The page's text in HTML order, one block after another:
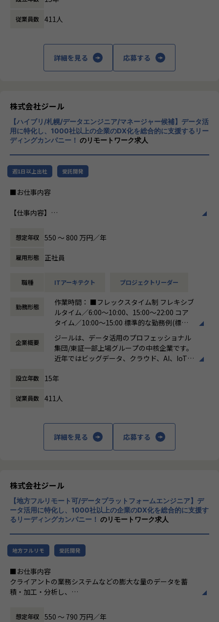
ります。
・コミュニケーションは主にSlackにて行い、必要に応じて
オンラインミーティングを行います。
◎募集部門の紹介
ゼロトラスト事業の拡大～立ち上げから1年とこれからの挑
◎募集背景
現在案件数も増加傾向にあり、チームメンバーの増員へ向け
て一緒に働く仲間を募集しております。
特にゼロトラストセキュリティに特化した事業に取り組んで
豊富なため、ゼロトラストセキュリティ案件のPM/PL経験も
養う事が可能です。
常に最新の情報をキャッチアップし、学習意欲が高く、積極
顧客の大半は大手企業となっており、30年以
■Mission：専門性と技術力、高度な分析ノ
ズに応えるため、私たちは「プロフェッショ
ナルサービスの大衆化」をミッションとして
掲げております。高い専門性を持った技術
力、深い経験から得られた多様性のある高度
な分析力をハイクオリティ＆ローコストで提
供することで、企業の競争優位確保に貢献す
ることを私たちは使命としております。
員全員が燃える会社」を目指しています。理
展する企業です。そして、社員全員が燃え続
ます。お客様に対する長期的な貢献を果たす
従業員数 411人
詳細を見る 応募する
株式会社ジール
【ハイブリ/札幌/データエンジニア/マネージャー候補】データ活
用に特化し、1000社以上の企業のDX化を総合的に支援するリー
ディングカンパニー！ のリモートワーク求人
週1日以上出社 受託開発
■お仕事内容
【仕事内容】
するため、ビックデータの活用支援を行います。データ蓄
積・加工・分析し、経営層の意思決定に活用する BI(Busines
s Intelligence）やAzure、AWS、GCPなどのクラウド、AI、
機械学習などを含むデータプラットフォームの導入から実行
ィスにて事業、そして組織拡大に貢献いただきたいと考えて
●直案件が多く、エンドユーザー様とのやり取りも多く発生
します。クライアントの要望に沿ったデータプラットフォー
ムの企画、設計、実装まで、プロジェクトに一気通貫で関わ
って頂きます。
●主に要件定義からテストまでお任せします。開発だけでな
のコミュニケーション能力など、幅広い経験に基づくスキル
●エンドユーザー様と直接やり取りをする立場であり、要件
【ポジションの魅力】
●北海道拠点でも顧客は東京本社と同様で、大手企業を中心
とした企業様のデータやDX推進に触れる機会も多く、東京で
【募集背景】
ジールの成長拡大、そして市場の成長性にこたえるための採
用になります。働く地域を理由とした就業の制限をなくし、
りつつ、大手企業のデータプラットフォーム案件の中核とな
【業務の変更の範囲】
適正に応じて、会社の指示する業務への異動を命じることが
想定年収 550 〜 800 万円／年
雇用形態 正社員
職種 ITアーキテクト プロジェクトリーダー
勤務形態
作業時間： ■フレックスタイム制 フレキシブ
ルタイム／6:00～10:00、15:00～22:00 コア
タイム／10:00～15:00 標準的な勤務例(標準
労働時間)／9:00～18:00
働き方：フレックス制（コアタイムあり）
時間外労働の有無： 有（月平均19時間）
休憩時間： 60分
企業概要
ジールは、データ活用のプロフェッショナル
集団/東証一部上場グループの中核企業です。
近年ではビッグデータ、クラウド、AI、IoTを
する立場にスコープを拡張しています。
顧客の大半は大手企業となっており、30年以
■Mission：専門性と技術力、高度な分析ノ
ズに応えるため、私たちは「プロフェッショ
ナルサービスの大衆化」をミッションとして
掲げております。高い専門性を持った技術
力、深い経験から得られた多様性のある高度
な分析力をハイクオリティ＆ローコストで提
供することで、企業の競争優位確保に貢献す
ることを私たちは使命としております。
造」を掲げて、理想企業の創造に向け、「社
員全員が燃える会社」を目指しています。理
展する企業です。そして、社員全員が燃え続
設立年数 15年
従業員数 411人
詳細を見る 応募する
株式会社ジール
【地方フルリモート可/データプラットフォームエンジニア】デ
ータ活用に特化し、1000社以上の企業のDX化を総合的に支援す
るリーディングカンパニー！ のリモートワーク求人
地方フルリモ 受託開発
■お仕事内容
クライアントの業務システムなどの膨大な量のデータを蓄
積・加工・分析し、
含むデータプラットフォームの導入から実行支援までを行っ
想定年収 550 〜 790 万円／年